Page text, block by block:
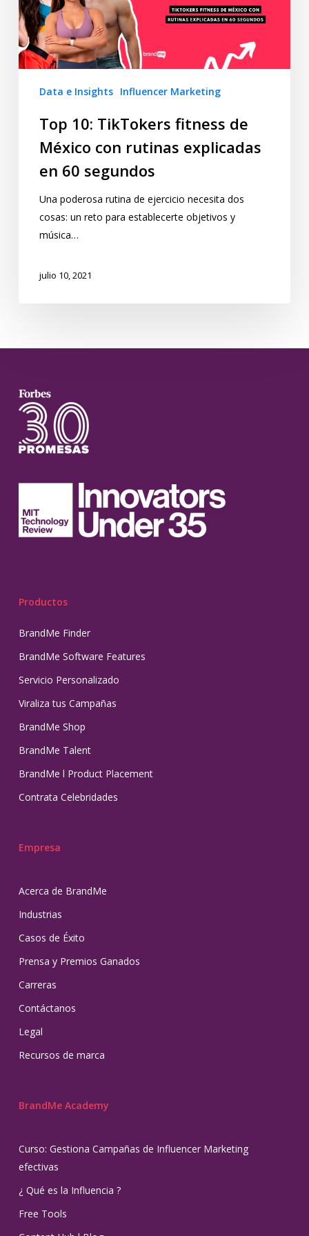
Data e Insights Influencer Marketing
Top 10: TikTokers fitness de
México con rutinas explicadas
en 60 segundos
Una poderosa rutina de ejercicio necesita dos
cosas: un reto para establecerte objetivos y
música…
julio 10, 2021
Productos
BrandMe Finder
BrandMe Software Features
Servicio Personalizado
Viraliza tus Campañas
BrandMe Shop
BrandMe Talent
BrandMe l Product Placement
Contrata Celebridades
Empresa
Acerca de BrandMe
Industrias
Casos de Éxito
Prensa y Premios Ganados
Carreras
Contáctanos
Legal
Recursos de marca
BrandMe Academy
Curso: Gestiona Campañas de Influencer Marketing
efectivas
¿ Qué es la Influencia ?
Free Tools